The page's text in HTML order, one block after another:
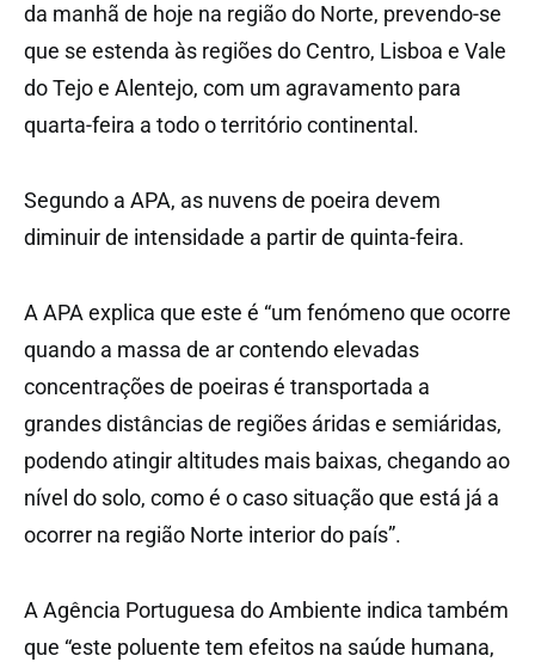
da manhã de hoje na região do Norte, prevendo-se
que se estenda às regiões do Centro, Lisboa e Vale
do Tejo e Alentejo, com um agravamento para
quarta-feira a todo o território continental.
Segundo a APA, as nuvens de poeira devem
diminuir de intensidade a partir de quinta-feira.
A APA explica que este é “um fenómeno que ocorre
quando a massa de ar contendo elevadas
concentrações de poeiras é transportada a
grandes distâncias de regiões áridas e semiáridas,
podendo atingir altitudes mais baixas, chegando ao
nível do solo, como é o caso situação que está já a
ocorrer na região Norte interior do país”.
A Agência Portuguesa do Ambiente indica também
que “este poluente tem efeitos na saúde humana,